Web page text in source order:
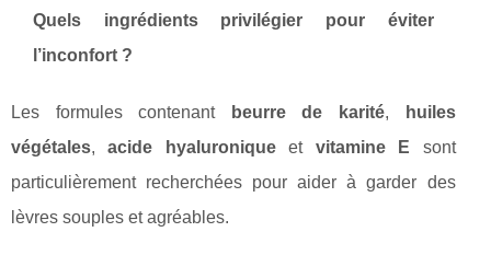
Quels ingrédients privilégier pour éviter
l’inconfort ?
Les formules contenant beurre de karité,
huiles
végétales,acide hyaluroniqueet vitamine E sont
particulièrement recherchées pour aider à garder des
lèvres souples et agréables.